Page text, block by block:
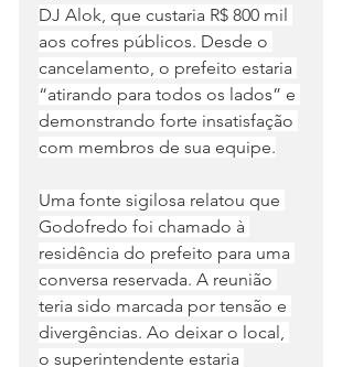
DJ Alok, que custaria R$ 800 mil
aos cofres públicos. Desde o
cancelamento, o prefeito estaria
“atirando para todos os lados” e
demonstrando forte insatisfação
com membros de sua equipe.
Uma fonte sigilosa relatou que
Godofredo foi chamado à
residência do prefeito para uma
conversa reservada. A reunião
teria sido marcada por tensão e
divergências. Ao deixar o local,
o superintendente estaria